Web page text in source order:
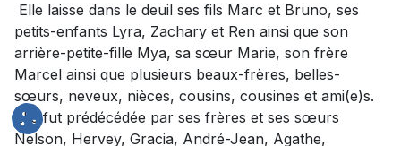
Elle laisse dans le deuil ses fils Marc et Bruno, ses
petits-enfants Lyra, Zachary et Ren ainsi que son
arrière-petite-fille Mya, sa sœur Marie, son frère
Marcel ainsi que plusieurs beaux-frères, belles-
sœurs, neveux, nièces, cousins, cousines et ami(e)s.
Elle fut prédécédée par ses frères et ses sœurs
Nelson, Hervey, Gracia, André-Jean, Agathe,